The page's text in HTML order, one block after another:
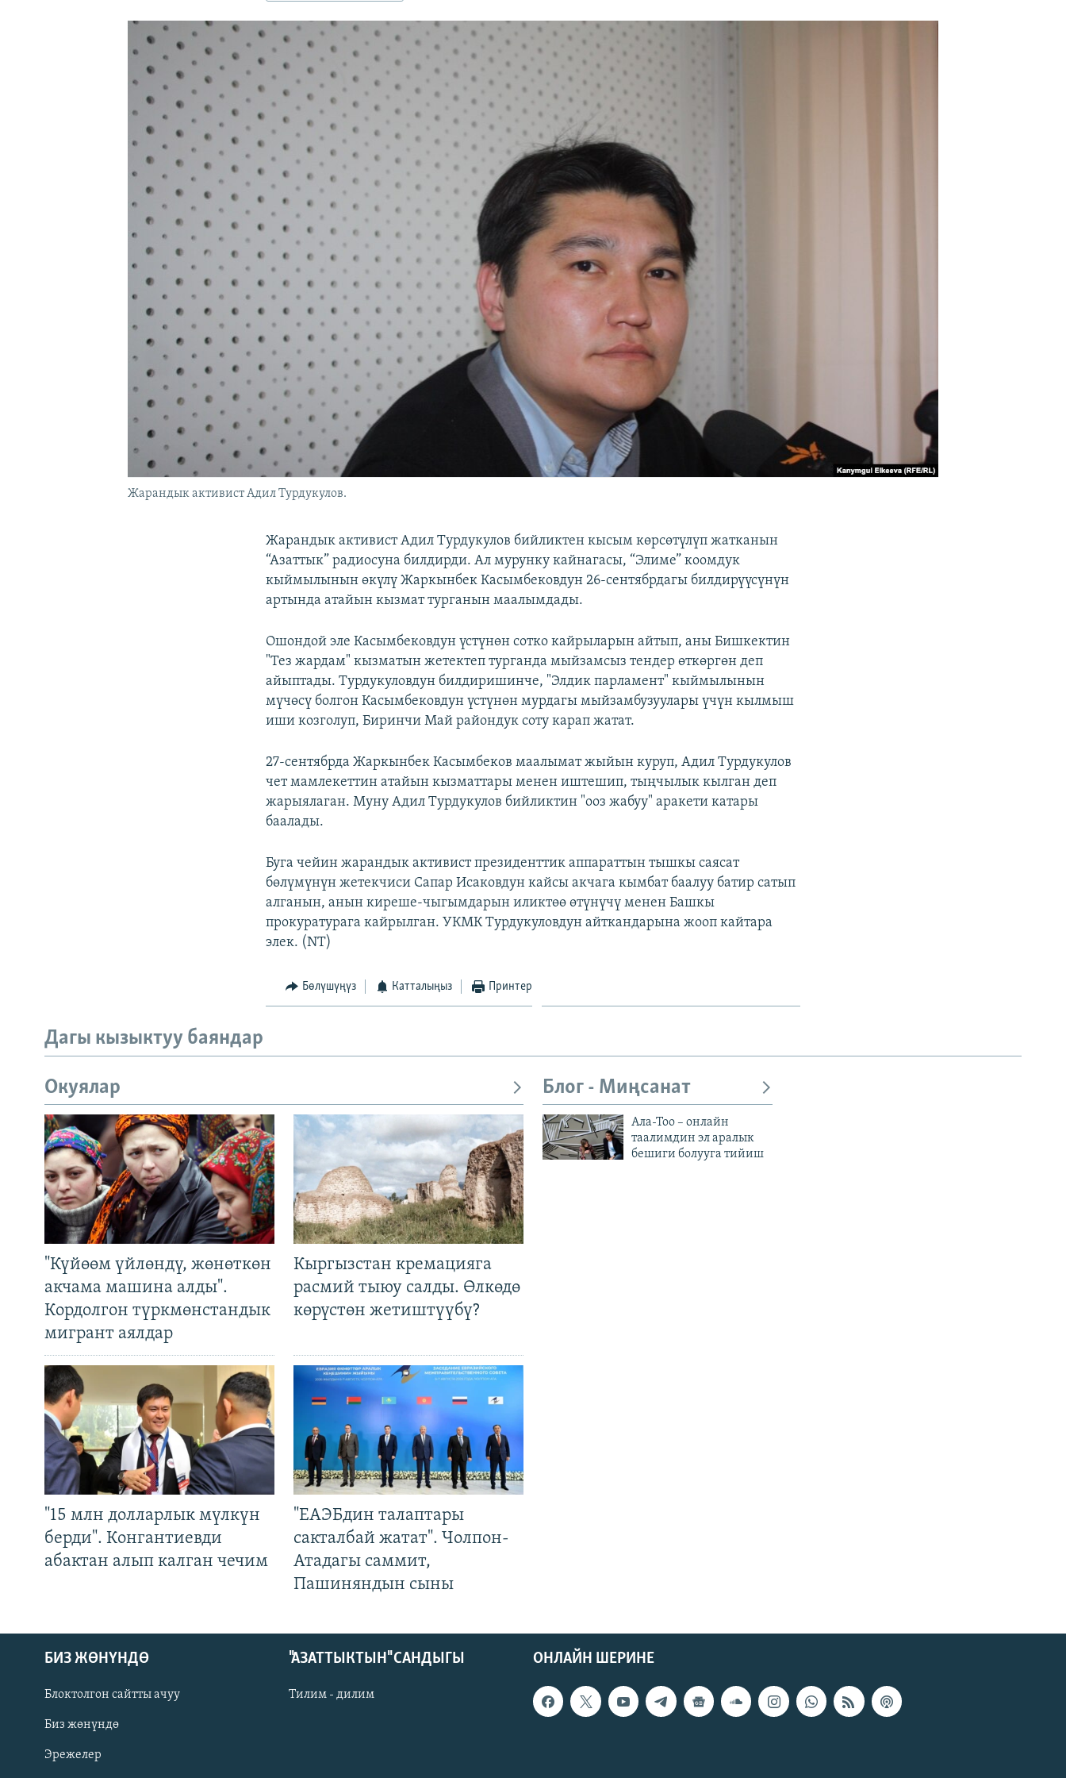
Русский
Жарандык активист Адил Турдукулов.
Жарандык активист Адил Турдукулов бийликтен кысым көрсөтүлүп жатканын
“Азаттык” радиосуна билдирди. Ал мурунку кайнагасы, “Элиме” коомдук
кыймылынын өкүлү Жаркынбек Касымбековдун 26-сентябрдагы билдирүүсүнүн
артында атайын кызмат турганын маалымдады.
Ошондой эле Касымбековдун үстүнөн сотко кайрыларын айтып, аны Бишкектин
"Тез жардам" кызматын жетектеп турганда мыйзамсыз тендер өткөргөн деп
айыптады. Турдукуловдун билдиришинче, "Элдик парламент" кыймылынын
мүчөсү болгон Касымбековдун үстүнөн мурдагы мыйзамбузуулары үчүн кылмыш
иши козголуп, Биринчи Май райондук соту карап жатат.
27-сентябрда Жаркынбек Касымбеков маалымат жыйын куруп, Адил Турдукулов
чет мамлекеттин атайын кызматтары менен иштешип, тыңчылык кылган деп
жарыялаган. Муну Адил Турдукулов бийликтин "ооз жабуу" аракети катары
баалады.
Буга чейин жарандык активист президенттик аппараттын тышкы саясат
бөлүмүнүн жетекчиси Сапар Исаковдун кайсы акчага кымбат баалуу батир сатып
алганын, анын киреше-чыгымдарын иликтөө өтүнүчү менен Башкы
прокуратурага кайрылган. УКМК Турдукуловдун айткандарына жооп кайтара
элек. (NT)
Бөлүшүңүз Катталыңыз Принтер
Дагы кызыктуу баяндар
Окуялар
"Күйөөм үйлөндү, жөнөткөн
акчама машина алды".
Кордолгон түркмөнстандык
мигрант аялдар
Кыргызстан кремацияга
расмий тыюу салды. Өлкөдө
көрүстөн жетиштүүбү?
"15 млн долларлык мүлкүн
берди". Конгантиевди
абактан алып калган чечим
"ЕАЭБдин талаптары
сакталбай жатат". Чолпон-
Атадагы саммит,
Пашиняндын сыны
Блог - Миңсанат
Ала-Тоо – онлайн
таалимдин эл аралык
бешиги болууга тийиш
ОНЛАЙН ШЕРИНЕ
БИЗ ЖӨНҮНДӨ
Блоктолгон сайтты ачуу
Биз жөнүндө
Эрежелер
"АЗАТТЫКТЫН" САНДЫГЫ
Тилим - дилим